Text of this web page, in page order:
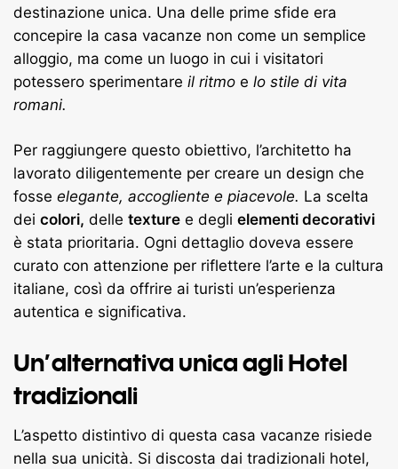
destinazione unica. Una delle prime sfide era
concepire la casa vacanze non come un semplice
alloggio, ma come un luogo in cui i visitatori
potessero sperimentare il ritmo e lo stile di vita
romani.
Per raggiungere questo obiettivo, l’architetto ha
lavorato diligentemente per creare un design che
fosse elegante, accogliente e piacevole. La scelta
dei colori, delle texture e degli elementi decorativi
è stata prioritaria. Ogni dettaglio doveva essere
curato con attenzione per riflettere l’arte e la cultura
italiane, così da offrire ai turisti un’esperienza
autentica e significativa.
Un’alternativa unica agli Hotel
tradizionali
L’aspetto distintivo di questa casa vacanze risiede
nella sua unicità. Si discosta dai tradizionali hotel,